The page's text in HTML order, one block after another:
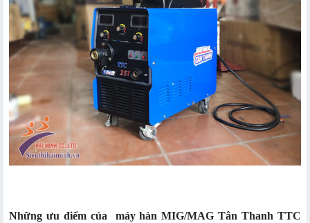
Những ưu điểm của máy hàn MIG/MAG Tân Thanh TTC